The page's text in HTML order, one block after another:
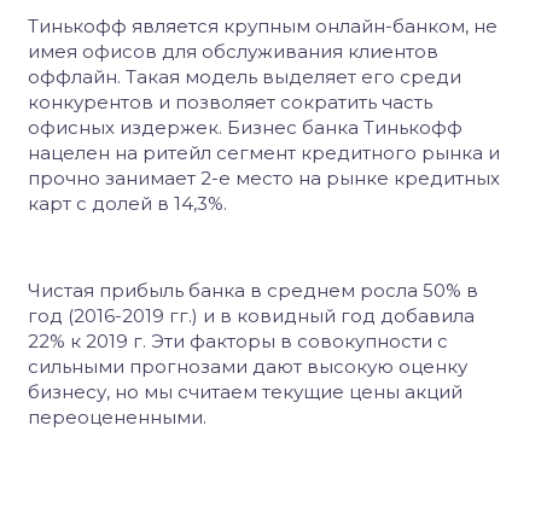
Тинькофф является крупным онлайн-банком, не
имея офисов для обслуживания клиентов
оффлайн. Такая модель выделяет его среди
конкурентов и позволяет сократить часть
офисных издержек. Бизнес банка Тинькофф
нацелен на ритейл сегмент кредитного рынка и
прочно занимает 2-е место на рынке кредитных
карт с долей в 14,3%.
Чистая прибыль банка в среднем росла 50% в
год (2016-2019 гг.) и в ковидный год добавила
22% к 2019 г. Эти факторы в совокупности с
сильными прогнозами дают высокую оценку
бизнесу, но мы считаем текущие цены акций
переоцененными.